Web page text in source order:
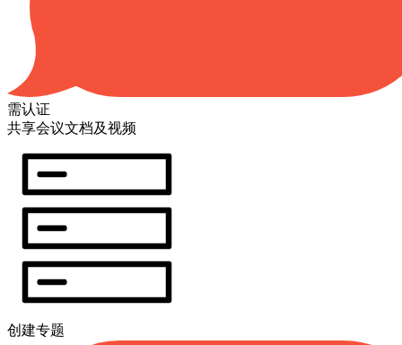
需认证
共享会议文档及视频
创建专题